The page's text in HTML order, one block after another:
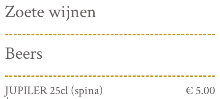
Zoete wijnen
Beers
JUPILER 25cl (spina) € 5.00